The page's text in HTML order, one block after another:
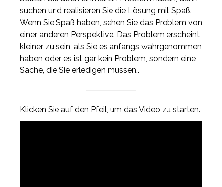
suchen und realisieren Sie die Lösung mit Spaß.
Wenn Sie Spaß haben, sehen Sie das Problem von
einer anderen Perspektive. Das Problem erscheint
kleiner zu sein, als Sie es anfangs wahrgenommen
haben oder es ist gar kein Problem, sondern eine
Sache, die Sie erledigen müssen..
Klicken Sie auf den Pfeil, um das Video zu starten.